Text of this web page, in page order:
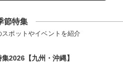
節特集
ポットやイベントを紹介
2026【九州・沖縄】